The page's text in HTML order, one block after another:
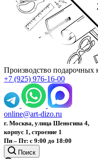
Производство подарочных
+7 (925) 976-16-00
online@art-dizo.ru
г. Москва, улица Шеногина 4,
корпус 1, строение 1
Пн – Пт: с 9:00 до 18:00
Поиск